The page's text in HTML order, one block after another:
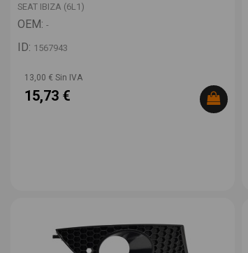
SEAT IBIZA (6L1)
OEM: -
ID: 1567943
13,00 € Sin IVA
15,73 €